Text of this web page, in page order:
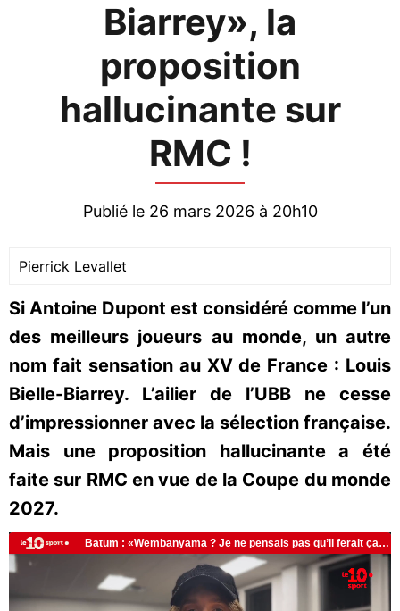
Biarrey», la
proposition
hallucinante sur
RMC !
Publié le 26 mars 2026 à 20h10
Pierrick Levallet
Si Antoine Dupont est considéré comme l’un
des meilleurs joueurs au monde, un autre
nom fait sensation au XV de France : Louis
Bielle-Biarrey. L’ailier de l’UBB ne cesse
d’impressionner avec la sélection française.
Mais une proposition hallucinante a été
faite sur RMC en vue de la Coupe du monde
2027.